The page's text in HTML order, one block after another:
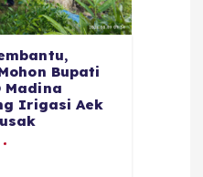
Bupati
Madina
Irigasi Aek